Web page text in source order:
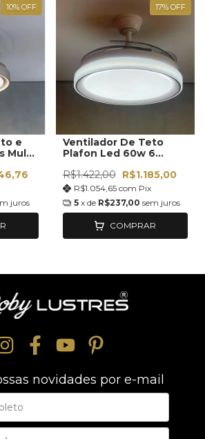
10% OFF
e
Multi
juros
17% OFF
Ventilador De Teto
Plafon Led 60w 6
Bivolt Cor Da Estrutura
Branco Diametro 46
Cm
R$1.422,00 R$1.185,00
R$1.054,65 com Pix
5 x de R$237,00 sem juros
COMPRAR
novidades por e-mail